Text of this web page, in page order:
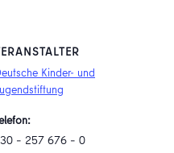
Kinder- und
– 257 676 – 0